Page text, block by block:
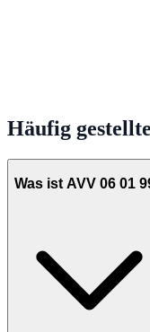
Häufig
Was ist AVV 06 01